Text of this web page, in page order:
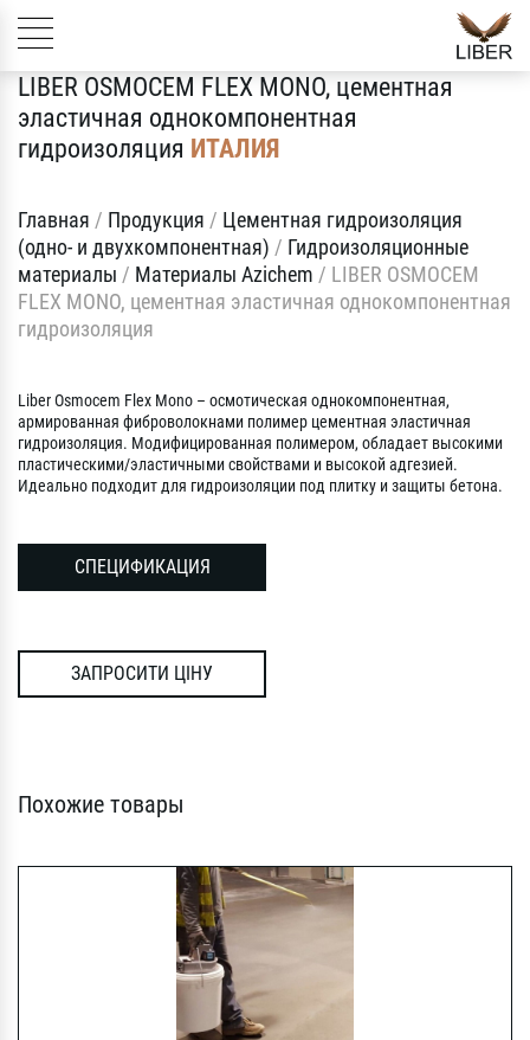
LIBER OSMOCEM FLEX MONO, цементная
эластичная однокомпонентная
гидроизоляция ИТАЛИЯ
Главная / Продукция / Цементная гидроизоляция
(одно- и двухкомпонентная) / Гидроизоляционные
материалы / Материалы Azichem / LIBER OSMOCEM
FLEX MONO, цементная эластичная однокомпонентная
гидроизоляция
Liber Osmocem Flex Mono – осмотическая однокомпонентная,
армированная фиброволокнами полимер цементная эластичная
гидроизоляция. Модифицированная полимером, обладает высокими
пластическими/эластичными свойствами и высокой адгезией.
Идеально подходит для гидроизоляции под плитку и защиты бетона.
СПЕЦИФИКАЦИЯ
ЗАПРОСИТИ ЦІНУ
Похожие товары